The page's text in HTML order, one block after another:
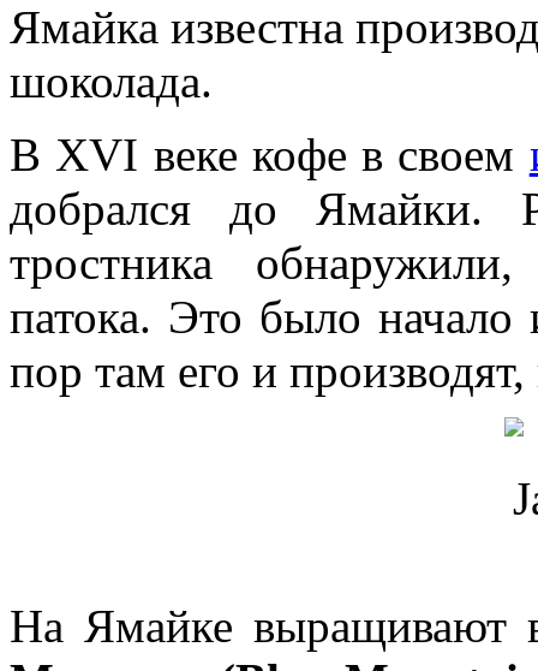
Ямайка известна
шоколада.
В XVI веке кофе в своем
добрался до Ямайки.
тростника
патока. Это было начало
пор там его и
На Ямайке выращивают